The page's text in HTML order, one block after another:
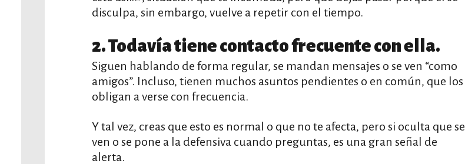
disculpa, sin embargo, vuelve a repetir con el tiempo.
2. Todavía tiene contacto frecuente con ella.
Siguen hablando de forma regular, se mandan mensajes o se ven “como
amigos”. Incluso, tienen muchos asuntos pendientes o en común, que los
obligan a verse con frecuencia.
Y tal vez, creas que esto es normal o que no te afecta, pero si oculta que se
ven o se pone a la defensiva cuando preguntas, es una gran señal de
alerta.